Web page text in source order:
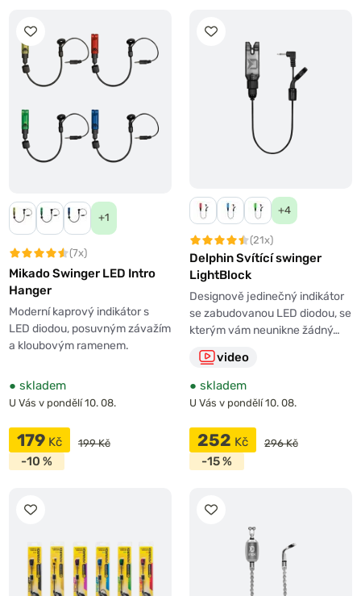
+1
(7x)
Mikado Swinger LED Intro
Hanger
Moderní kaprový indikátor s
LED diodou, posuvným závažím
a kloubovým ramenem.
● skladem
U Vás v pondělí 10. 08.
179 Kč 199 Kč
-10 %
+4
(21x)
Delphin Svítící swinger
LightBlock
Designově jedinečný indikátor
se zabudovanou LED diodou, se
kterým vám neunikne žádný…
video
● skladem
U Vás v pondělí 10. 08.
252 Kč 296 Kč
-15 %